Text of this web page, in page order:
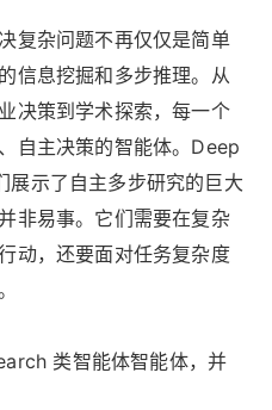
复杂问题不再仅仅是简单
信息挖掘和多步推理。从
决策到学术探索，每一个
自主决策的智能体。Deep
展示了自主多步研究的巨大
非易事。它们需要在复杂
动，还要面对任务复杂度
类智能体智能体，并